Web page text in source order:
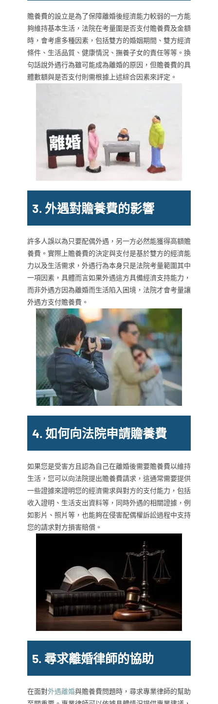
贍養費的設立是為了保障離婚後經濟能力較弱的一方能
夠維持基本生活，法院在考量圍是否支付贍養費及金額
時，會考慮多種因素，包括雙方的婚姻期間、雙方經濟
條件、生活品質、健康情況、撫養子女的責任等等。換
句話說外遇行為雖可能成為離婚的原因，但贍養費的具
體數額與是否支付則需根據上述綜合因素來評定。
3. 外遇對贍養費的影響
許多人誤以為只要配偶外遇，另一方必然能獲得高額贍
養費。實際上贍養費的決定與支付是基於雙方的經濟能
力以及生活需求，外遇行為本身只是法院考量範圍其中
一項因素，具體而言如果外遇這方具備經濟支持能力，
而非外遇方因為離婚而生活陷入困境，法院才會考量讓
外遇方支付贍養費。
4. 如何向法院申請贍養費
如果您是受害方且認為自己在離婚後需要贍養費以維持
生活，您可以向法院提出贍養費請求，這通常需要提供
一些證據來證明您的經濟需求與對方的支付能力，包括
收入證明、生活支出資料等，同時外遇的相關證據，例
如影片、照片等，也能夠在侵害配偶權訴訟過程中支持
您的請求對方損害賠償。
5. 尋求離婚律師的協助
在面對外遇離婚與贍養費問題時，尋求專業律師的幫助